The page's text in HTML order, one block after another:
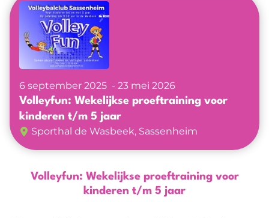
Nieuwkomers projecten
6 september 2025 23 mei 2026
Volleyfun: Wekelijkse proeftraining voor
kinderen t/m 5 jaar
Sporthal de Wasbeek, Sassenheim
Volleyfun: Wekelijkse proeftraining voor
kinderen t/m 5 jaar